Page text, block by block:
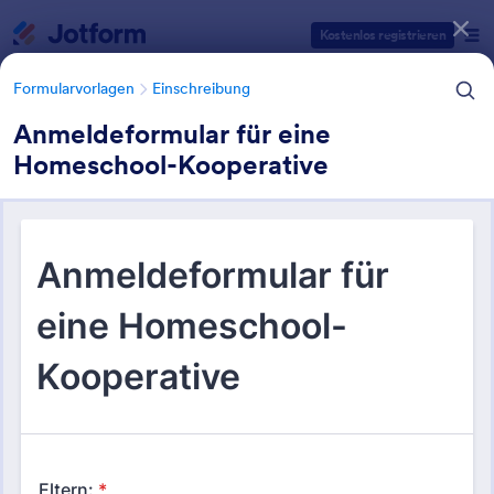
Kostenlos registrieren
Formularvorlagen Einschreibung
Anmeldeformular für eine
Homeschool-Kooperative
Formulare zur Schulanmeldung
8 Vorlagen
Formularvorlagen Kategorien